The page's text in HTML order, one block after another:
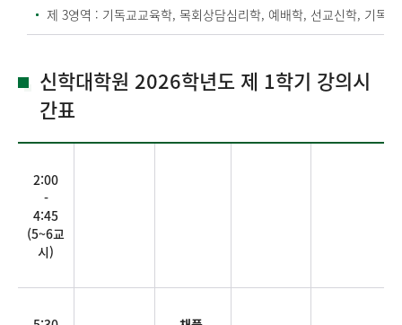
제 3영역 : 기독교교육학, 목회상담심리학, 예배학, 선교신학, 기독
신학대학원 2026학년도 제 1학기 강의시
간표
2:00
-
4:45
(5~6교
시)